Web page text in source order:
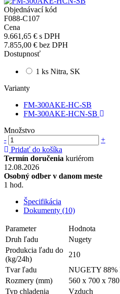
Objednávací kód
F088-C107
Cena
9.661,65 € s DPH
7.855,00 € bez DPH
Dostupnosť
1 ks Nitra, SK
Varianty
FM-300AKE-HC-SB
FM-300AKE-HCN-SB
Množstvo
-
+
Pridať do košíka
Termín doručenia kuriérom
12.08.2026
Osobný odber v danom meste
1 hod.
Špecifikácia
Dokumenty (10)
Parameter
Hodnota
Druh ľadu
Nugety
Produkcia ľadu do
(kg/24h)
210
Tvar ľadu
NUGETY
Rozmery (mm)
560 x 700 x 780
Typ chladenia
Vzduch